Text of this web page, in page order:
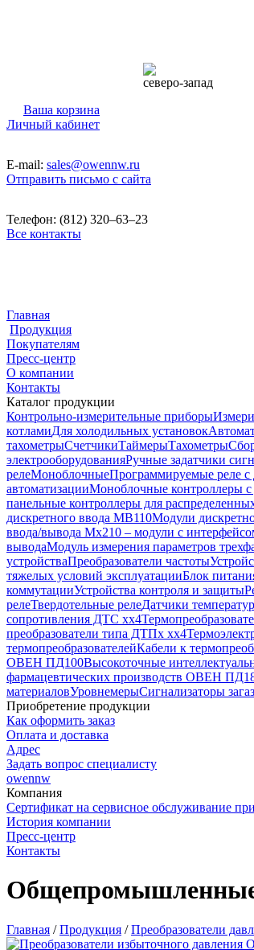
северо-запад
Ваша корзина
Личный кабинет
E-mail: sales@owennw.ru
Отправить письмо с сайта
Телефон: (812) 320–63–23
Все контакты
Главная
Продукция
Покупателям
Пресс-центр
О компании
Контакты
Каталог продукции
Контрольно-измерительные приборы
котламиДля холодильных установок
тахометрыСчетчикиТаймерыТахометры
электрооборудованияРучные задатчики
релеМоноблочныеПрограммируемые реле с
автоматизацииМоноблочные контроллеры с
панельные контроллеры для
дискретного ввода МВ110Модули
ввода/вывода Мх210 – модули с
выводаМодуль измерения параметров
устройстваПреобразователи частоты
тяжелых условий эксплуатацииБлок
коммутацииУстройства контроля и защиты
релеТвердотельные релеДатчики
сопротивления ДТС xx4
преобразователи типа ДТПx xx4
термопреобразователейКабели к
ОВЕН ПД100Высокоточные
фармацевтических производств ОВЕН
материаловУровнемерыСигнализаторы
Приобретение продукции
Как оформить заказ
Оплата и доставка
Адрес
Задать вопрос специалисту
owennw
Компания
Сертификат на сервисное обслуживание
История компании
Пресс-центр
Контакты
Общепромышленные
Главная /Продукция /Преобразователи